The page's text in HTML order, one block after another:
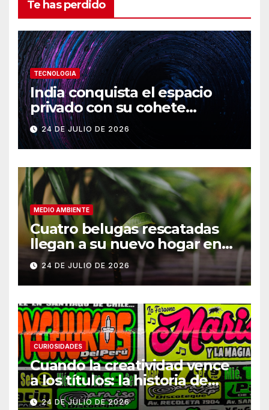
Te has perdido
TECNOLOGIA
India conquista el espacio
privado con su cohete
Vikram-1
24 DE JULIO DE 2026
MEDIO AMBIENTE
Cuatro belugas rescatadas
llegan a su nuevo hogar en
Chicago
24 DE JULIO DE 2026
CURIOSIDADES
Cuando la creatividad vence
a los títulos: la historia de
Armani
24 DE JULIO DE 2026